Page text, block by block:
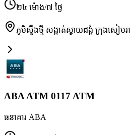
២៤ ម៉ោង/៧ ថ្ងៃ
ភូមិស្ទឹងថ្មី សង្កាត់ស្វាយដង្គំ ក្រុងសៀមរ
ABA ATM 0117 ATM
ធនាគារ ABA